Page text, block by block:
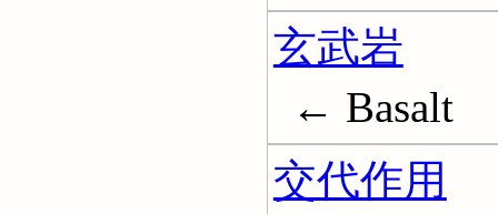
玄武岩
← Basalt
交代作用